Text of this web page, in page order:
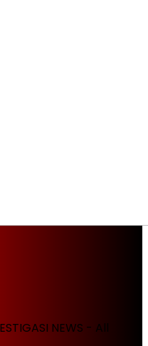
NEWS - All